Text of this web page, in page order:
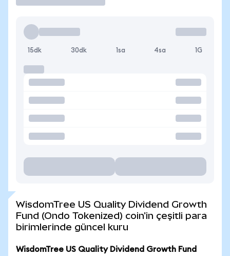
15dk 30dk 1sa 4sa 1G
WisdomTree US Quality Dividend Growth
Fund (Ondo Tokenized) coin'in çeşitli para
birimlerinde güncel kuru
WisdomTree US Quality Dividend Growth Fund